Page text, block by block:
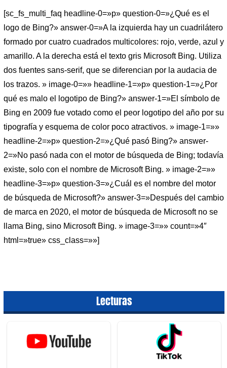
[sc_fs_multi_faq headline-0=»p» question-0=»¿Qué es el
logo de Bing?» answer-0=»A la izquierda hay un cuadrilátero
formado por cuatro cuadrados multicolores: rojo, verde, azul y
amarillo. A la derecha está el texto gris Microsoft Bing. Utiliza
dos fuentes sans-serif, que se diferencian por la audacia de
los trazos. » image-0=»» headline-1=»p» question-1=»¿Por
qué es malo el logotipo de Bing?» answer-1=»El símbolo de
Bing en 2009 fue votado como el peor logotipo del año por su
tipografía y esquema de color poco atractivos. » image-1=»»
headline-2=»p» question-2=»¿Qué pasó Bing?» answer-
2=»No pasó nada con el motor de búsqueda de Bing; todavía
existe, solo con el nombre de Microsoft Bing. » image-2=»»
headline-3=»p» question-3=»¿Cuál es el nombre del motor
de búsqueda de Microsoft?» answer-3=»Después del cambio
de marca en 2020, el motor de búsqueda de Microsoft no se
llama Bing, sino Microsoft Bing. » image-3=»» count=»4″
html=»true» css_class=»»]
Lecturas